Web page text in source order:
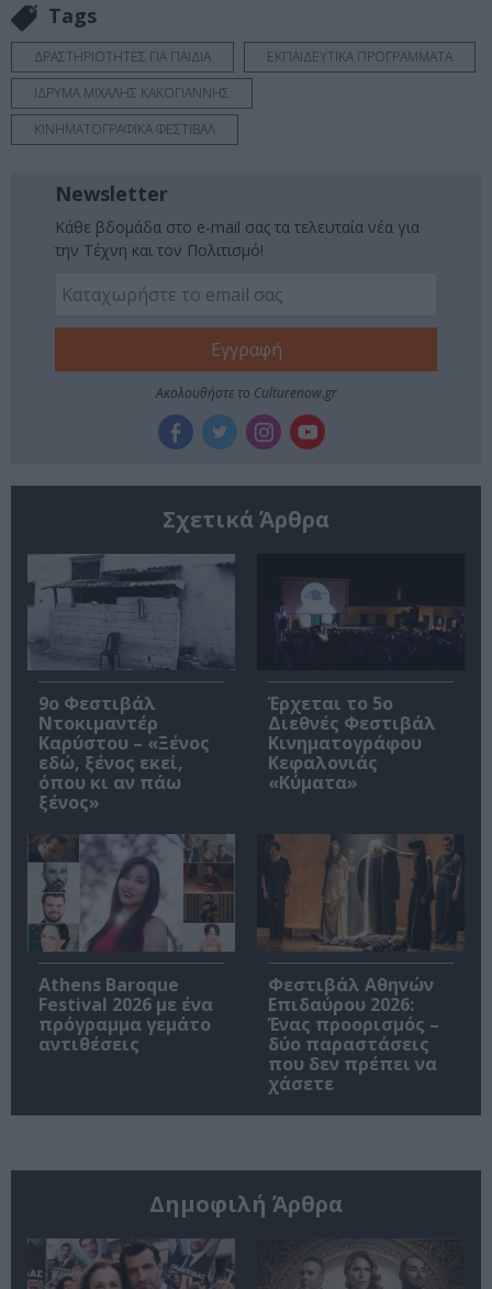
Tags
ΔΡΑΣΤΗΡΙΟΤΗΤΕΣ ΓΙΑ ΠΑΙΔΙΑ
ΕΚΠΑΙΔΕΥΤΙΚΑ ΠΡΟΓΡΑΜΜΑΤΑ
ΙΔΡΥΜΑ ΜΙΧΑΛΗΣ ΚΑΚΟΓΙΑΝΝΗΣ
ΚΙΝΗΜΑΤΟΓΡΑΦΙΚΑ ΦΕΣΤΙΒΑΛ
Newsletter
Κάθε βδομάδα στο e-mail σας τα τελευταία νέα για
την Τέχνη και τον Πολιτισμό!
Ακολουθήστε το Culturenow.gr
Σχετικά Άρθρα
9ο Φεστιβάλ
Ντοκιμαντέρ
Καρύστου – «Ξένος
εδώ, ξένος εκεί,
όπου κι αν πάω
ξένος»
Έρχεται το 5ο
Διεθνές Φεστιβάλ
Κινηματογράφου
Κεφαλονιάς
«Κύματα»
Athens Baroque
Festival 2026 με ένα
πρόγραμμα γεμάτο
αντιθέσεις
Φεστιβάλ Αθηνών
Επιδαύρου 2026:
Ένας προορισμός –
δύο παραστάσεις
που δεν πρέπει να
χάσετε
Δημοφιλή Άρθρα